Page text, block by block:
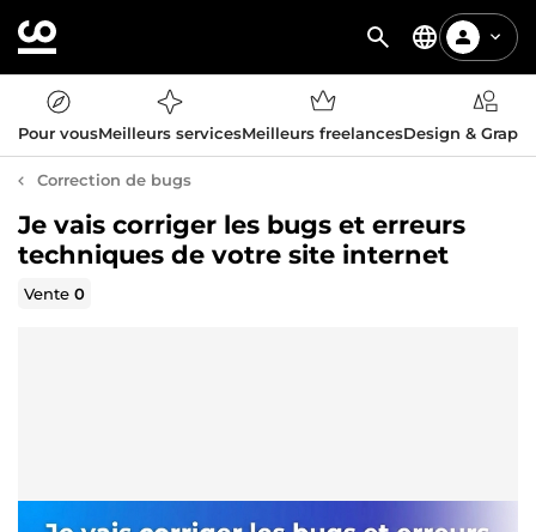
Pour vousMeilleurs servicesMeilleurs freelancesDesign &
Correction de bugs
Je vais corriger les bugs et erreurs
techniques de votre site internet
Vente0